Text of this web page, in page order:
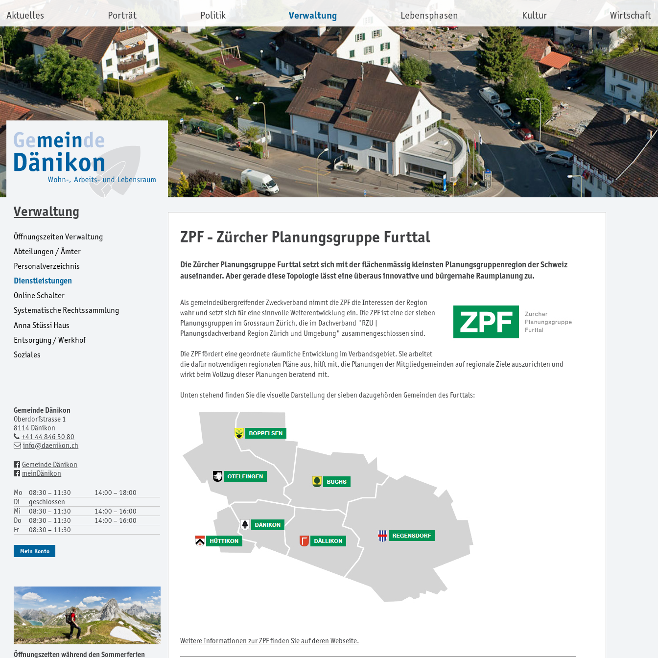
Aktuelles Porträt Politik Verwaltung Lebensphasen Kultur Wirtschaft
Verwaltung
Öffnungszeiten Verwaltung
Abteilungen / Ämter
Personalverzeichnis
Dienstleistungen
Online Schalter
Systematische Rechtssammlung
Anna Stüssi Haus
Entsorgung / Werkhof
Soziales
Gemeinde Dänikon
Oberdorfstrasse 1
8114 Dänikon
+41 44 846 50 80
info@daenikon.ch
Gemeinde Dänikon
meinDänikon
Mo 08:30 – 11:30
14:00 – 18:00
Di
geschlossen
Mi
08:30 – 11:30
14:00 – 16:00
Do
08:30 – 11:30
14:00 – 16:00
Fr
08:30 – 11:30
Mein Konto
Öffnungszeiten während den Sommerferien
ZPF - Zürcher Planungsgruppe Furttal
Die Zürcher Planungsgruppe Furttal setzt sich mit der flächenmässig kleinsten Planungsgruppenregion der Schweiz
auseinander. Aber gerade diese Topologie lässt eine überaus innovative und bürgernahe Raumplanung zu.
Als gemeindeübergreifender Zweckverband nimmt die ZPF die Interessen der Region
wahr und setzt sich für eine sinnvolle Weiterentwicklung ein. Die ZPF ist eine der sieben
Planungsgruppen im Grossraum Zürich, die im Dachverband "RZU |
Planungsdachverband Region Zürich und Umgebung" zusammengeschlossen sind.
Die ZPF fördert eine geordnete räumliche Entwicklung im Verbandsgebiet. Sie arbeitet
die dafür notwendigen regionalen Pläne aus, hilft mit, die Planungen der Mitgliedgemeinden auf regionale Ziele auszurichten und
wirkt beim Vollzug dieser Planungen beratend mit.
Unten stehend finden Sie die visuelle Darstellung der sieben dazugehörden Gemeinden des Furttals:
Weitere Informationen zur ZPF finden Sie auf deren Webseite.